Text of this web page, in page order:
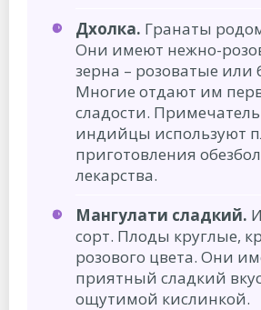
Дхолка. Гранаты
Они имеют нежно-
зерна – розоватые или
Многие отдают им
сладости.
индийцы используют
приготовления
лекарства.
Мангулати сладкий.
сорт. Плоды круглые,
розового цвета. Они
приятный сладкий
ощутимой кислинкой.